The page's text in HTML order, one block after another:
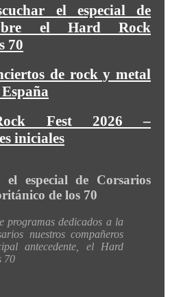
el especial de
el Hard Rock
70
de rock y metal
Fest 2026 –
iniciales
el especial de Corsarios
de los 70
programas dedicados a la
nuestros compañeros
antecedente, el Hard
70